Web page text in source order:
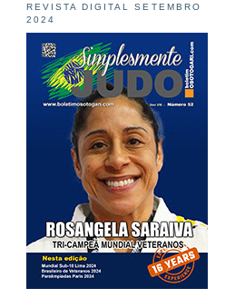
REVISTA DIGITAL SETEMBRO
2024